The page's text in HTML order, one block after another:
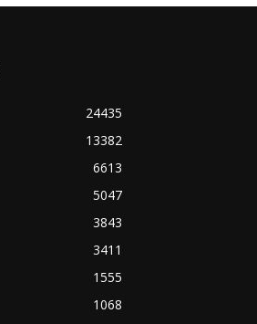
24435
13382
6613
5047
3843
3411
1555
1068